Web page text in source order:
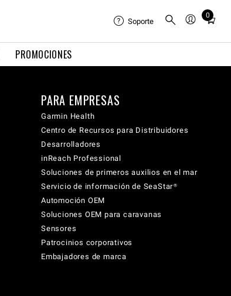
PROMOCIONES
Soporte
0
Total
cart:
PARA EMPRESAS
Garmin Health
Centro de Recursos para Distribuidores
Desarrolladores
inReach Professional
Soluciones de primeros auxilios en el mar
Servicio de información de SeaStar®
Automoción OEM
Soluciones OEM para caravanas
Sensores
Patrocinios corporativos
Embajadores de marca